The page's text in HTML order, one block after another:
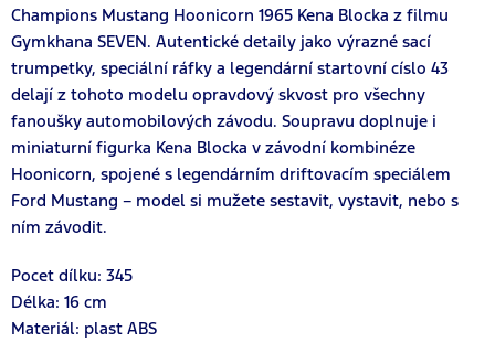
Champions Mustang Hoonicorn 1965 Kena Blocka z filmu
Gymkhana SEVEN. Autentické detaily jako výrazné sací
trumpetky, speciální ráfky a legendární startovní císlo 43
delají z tohoto modelu opravdový skvost pro všechny
fanoušky automobilových závodu. Soupravu doplnuje i
miniaturní figurka Kena Blocka v závodní kombinéze
Hoonicorn, spojené s legendárním driftovacím speciálem
Ford Mustang – model si mužete sestavit, vystavit, nebo s
ním závodit.
Pocet dílku: 345
Délka: 16 cm
Materiál: plast ABS